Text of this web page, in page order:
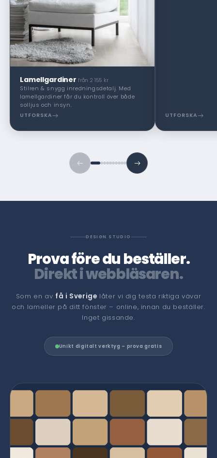
Lamellgardiner från 2 155 kr
Stilren & snygg inredningsdetalj. Med
lamellgardiner får du kontroll över både
solljus och insyn.
UTFORSKA UTFORSKA
DESIGN STUDIO
Prova före du beställer.
Direkt i webbläsaren.
Som en av få i Sverige låter vi dig testa riktiga vävar
och lameller på ditt fönster – online, innan du beställer.
Inget gissande.
Unikt digitalt verktyg – prova gratis